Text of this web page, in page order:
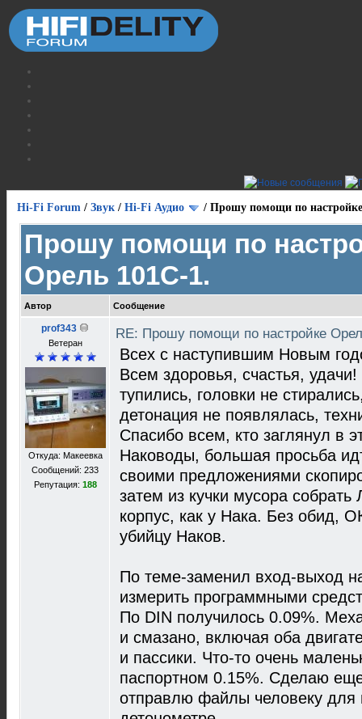
Hi-Fi Forum / Звук / Hi-Fi Аудио / Прошу помощи по
Прошу помощи по
Орель 101С-1.
Автор Сообщение
prof343
Ветеран
Откуда: Макеевка
Сообщений: 233
Репутация: 188
RE: Прошу помощи по настройке
Всех с наступившим Новым
Всем здоровья, счастья,
тупились, головки не
детонация не появлялась,
Спасибо всем, кто заглянул в
Наководы, большая просьба
своими предложениями
затем из кучки мусора
корпус, как у Нака. Без обид,
убийцу Наков.
По теме-заменил вход-выход
измерить программными
По DIN получилось 0.09%.
и смазано, включая оба
и пассики. Что-то очень
паспортном 0.15%. Сделаю
отправлю файлы человеку для